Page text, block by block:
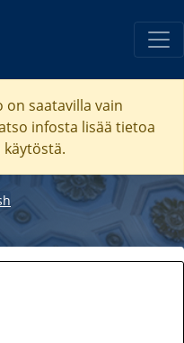
saatavilla vain
infosta lisää tietoa